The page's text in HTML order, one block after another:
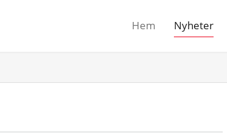
Hem Nyheter